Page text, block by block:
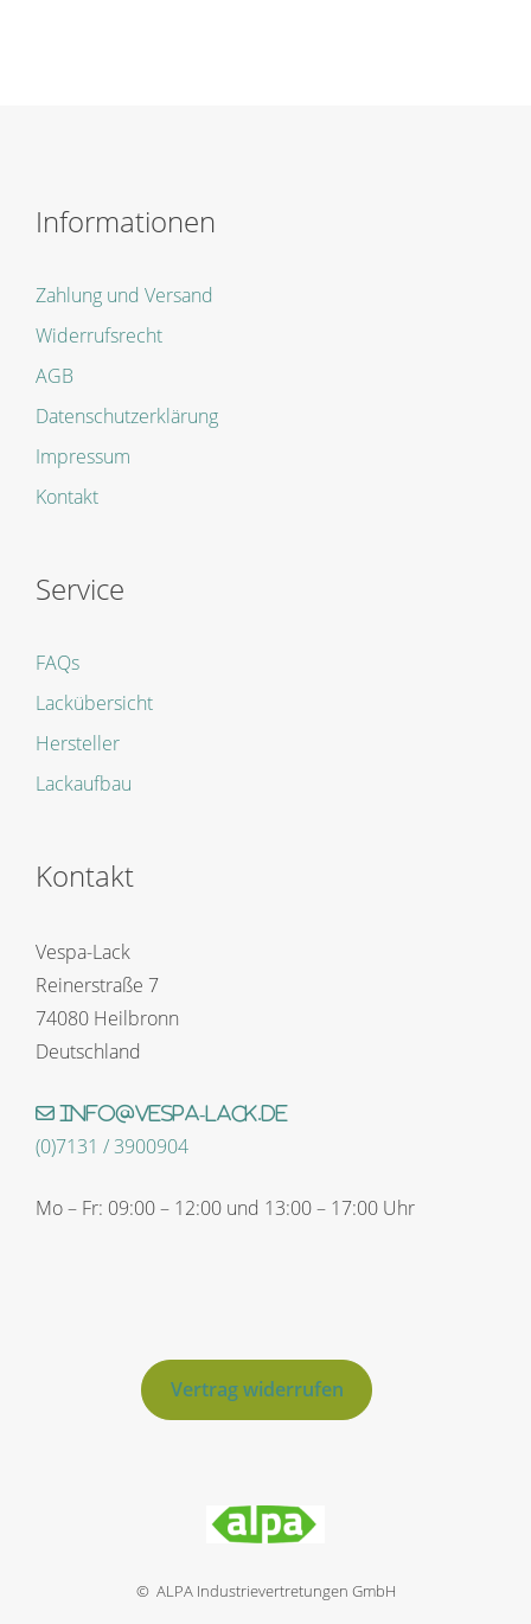
Informationen
Zahlung und Versand
Widerrufsrecht
AGB
Datenschutzerklärung
Impressum
Kontakt
Service
FAQs
Lackübersicht
Hersteller
Lackaufbau
Kontakt
Vespa-Lack
Reinerstraße 7
74080 Heilbronn
Deutschland
info@vespa-lack.de
(0)7131 / 3900904
Mo – Fr: 09:00 – 12:00 und 13:00 – 17:00 Uhr
Vertrag widerrufen
© ALPA Industrievertretungen GmbH